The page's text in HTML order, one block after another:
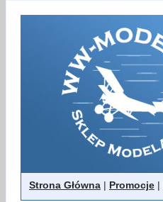
Strona Główna | Promocje |